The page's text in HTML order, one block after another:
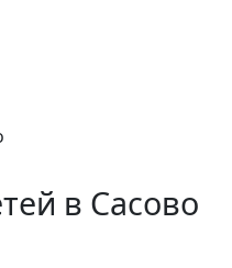
в Сасово